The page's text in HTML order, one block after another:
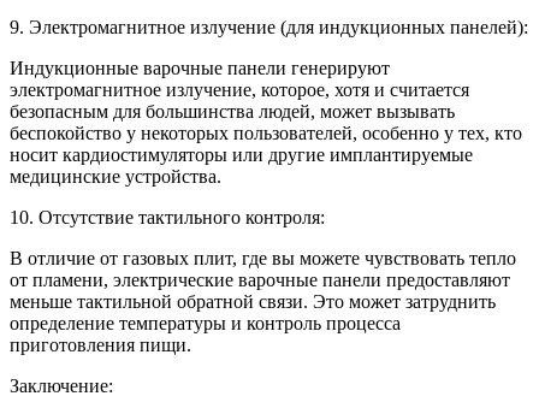
9. Электромагнитное излучение (для индукционных панелей):
Индукционные варочные панели генерируют
электромагнитное излучение, которое, хотя и считается
безопасным для большинства людей, может вызывать
беспокойство у некоторых пользователей, особенно у тех, кто
носит кардиостимуляторы или другие имплантируемые
медицинские устройства.
10. Отсутствие тактильного контроля:
В отличие от газовых плит, где вы можете чувствовать тепло
от пламени, электрические варочные панели предоставляют
меньше тактильной обратной связи. Это может затруднить
определение температуры и контроль процесса
приготовления пищи.
Заключение: